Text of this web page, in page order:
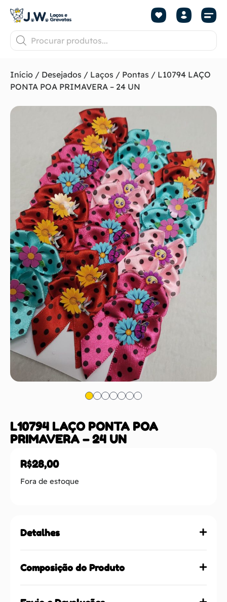
Início / Desejados / Laços / Pontas / L10794 LAÇO
PONTA POA PRIMAVERA – 24 UN
L10794 LAÇO PONTA POA
PRIMAVERA – 24 UN
R$28,00
Fora de estoque
Detalhes
Composição do Produto